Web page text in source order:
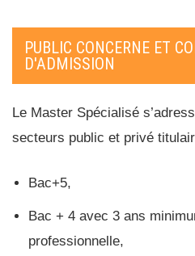
PUBLIC CONCERNE ET
D'ADMISSION
Le Master Spécialisé
secteurs public et privé
Bac+5,
Bac + 4 avec 3 ans
professionnelle,